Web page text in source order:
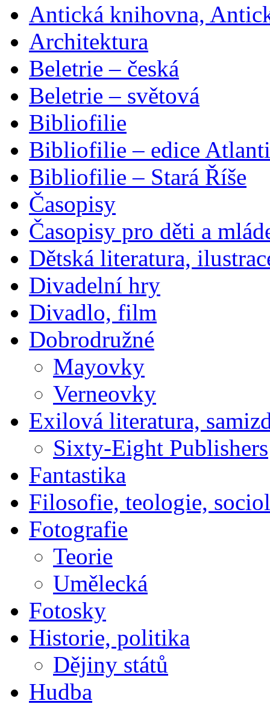
Antická knihovna,
Architektura
Beletrie – česká
Beletrie – světová
Bibliofilie
Bibliofilie – edice
Bibliofilie – Stará Říše
Časopisy
Časopisy pro děti a
Dětská literatura,
Divadelní hry
Divadlo, film
Dobrodružné
Mayovky
Verneovky
Exilová literatura,
Sixty-Eight Publishers
Fantastika
Filosofie, teologie,
Fotografie
Teorie
Umělecká
Fotosky
Historie, politika
Dějiny států
Hudba